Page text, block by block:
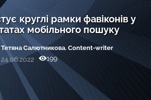
круглі рамки фавіконів у
мобільного пошуку
Тетяна Салютникова. Content-writer
24.06.2022 199